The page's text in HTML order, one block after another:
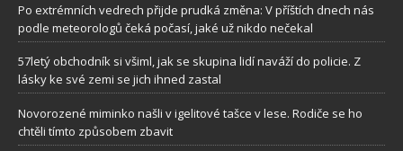
Po extrémních vedrech přijde prudká změna: V příštích dnech nás
podle meteorologů čeká počasí, jaké už nikdo nečekal
57letý obchodník si všiml, jak se skupina lidí naváží do policie. Z
lásky ke své zemi se jich ihned zastal
Novorozené miminko našli v igelitové tašce v lese. Rodiče se ho
chtěli tímto způsobem zbavit